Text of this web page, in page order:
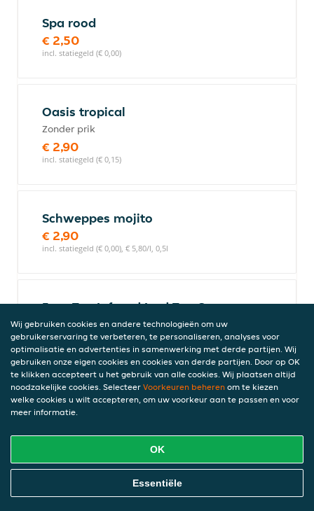
Spa rood
€ 2,50
incl. statiegeld (€ 0,00)
Oasis tropical
Zonder prik
€ 2,90
incl. statiegeld (€ 0,15)
Schweppes mojito
€ 2,90
incl. statiegeld (€ 0,00), € 5,80/l, 0,5l
Fuze Tea Infused Iced Tea Green
Tea 330 ml
Frisdrank op basis van getrokken groene
thee, met citrussmaak, met suiker en
zoetstof. Green teaEen heerlijke fusie van
groene thee en citroensap... voor een
moment van pure ontspanning.We
gebruiken getrokken thee, dus als je wat
€ 2,65
incl. statiegeld (€ 0,15), € 7,73/l, 0,33l
Online Eten Bestellen
Wij gebruiken cookies en andere technologieën om uw
gebruikerservaring te verbeteren, te personaliseren, analyses voor
optimalisatie en advertenties in samenwerking met derde partijen. Wij
gebruiken onze eigen cookies en cookies van derde partijen. Door op OK
te klikken accepteert u het gebruik van alle cookies. Wij plaatsen altijd
noodzakelijke cookies. Selecteer Voorkeuren beheren om te kiezen
welke cookies u wilt accepteren, om uw voorkeur aan te passen en voor
meer informatie.
OK
Essentiële